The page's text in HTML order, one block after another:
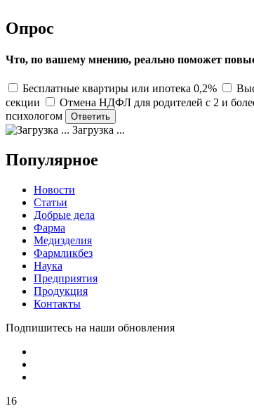
Опрос
Что, по вашему мнению, реально поможет
Бесплатные квартиры или ипотека 0,2%
секции
Отмена НДФЛ для родителей с 2 и
психологом
Загрузка ...
Популярное
Новости
Статьи
Добрые дела
Фарма
Медизделия
Фармликбез
Наука
Предприятия
Продукция
Контакты
Подпишитесь на наши обновления
16